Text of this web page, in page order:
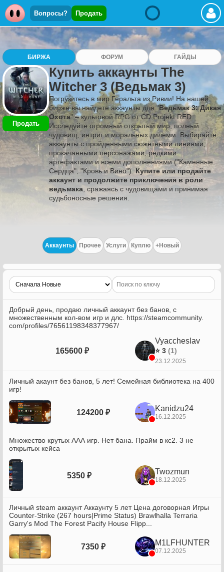
Вопросы? Продать
БИРЖА ФОРУМ ГАЙДЫ
Продать
Купить аккаунты The
Witcher 3 (Ведьмак 3)
Погрузитесь в мир Геральта из Ривии! На нашей
бирже вы найдете аккаунты для "Ведьмак 3: Дикая
Охота" – культовой RPG от CD Projekt RED.
Исследуйте огромный открытый мир, полный
чудовищ, интриг и моральных дилемм. Выбирайте
аккаунты с пройденными сюжетными линиями,
прокачанными персонажами, редкими
артефактами и всеми дополнениями ("Каменные
Сердца", "Кровь и Вино"). Купите или продайте
аккаунт и продолжите приключения в роли
ведьмака , сражаясь с чудовищами и принимая
судьбоносные решения.
Аккаунты Прочее Услуги Куплю +Новый
Добрый день, продаю личный аккаунт без банов, с
множественным кол-вом игр и длс. https://steamcommunity.
com/profiles/76561198348377967/
165600 ₽
Vyaccheslav
⭐ 3 (1)
23.12.2025
Личный акаунт без банов, 5 лет! Семейная библиотека на 400
игр!
124200 ₽ Kanidzu24
16.12.2025
Множество крутых ААА игр. Нет бана. Прайм в кс2. 3 не
открытых кейса
5350 ₽ Twozmun
18.12.2025
Личный steam аккаунт Аккаунту 5 лет Цена договорная Игры
Counter-Strike (267 hours|Prime Status) Brawlhalla Terraria
Garry's Mod The Forest Pacify House Flipp...
7350 ₽ M1LFHUNTER
07.12.2025